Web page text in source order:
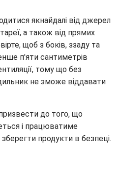
якнайдалі від джерел
а також від прямих
щоб з боків, ззаду та
п'яти сантиметрів
тому що без
не зможе віддавати
до того, що
і працюватиме
продукти в безпеці.